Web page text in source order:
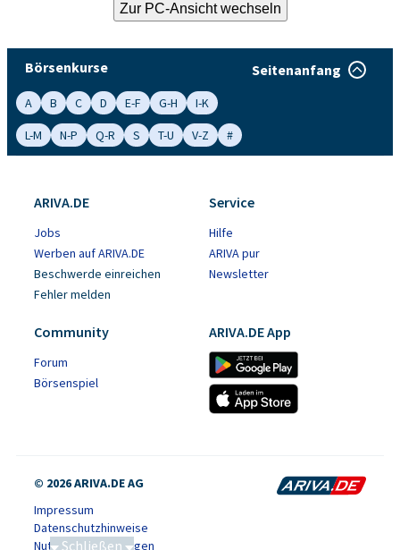
Börsenkurse Seitenanfang
A B C D E-F G-H
I-K
L-M
N-P Q-R S T-U V-Z #
ARIVA.DE
Jobs
Werben auf ARIVA.DE
Beschwerde einreichen
Fehler melden
Service
Hilfe
ARIVA pur
Newsletter
Community
Forum
Börsenspiel
ARIVA.DE App
© 2026 ARIVA.DE AG
Impressum
Datenschutzhinweise
Nutzungsbedingungen
Schließen